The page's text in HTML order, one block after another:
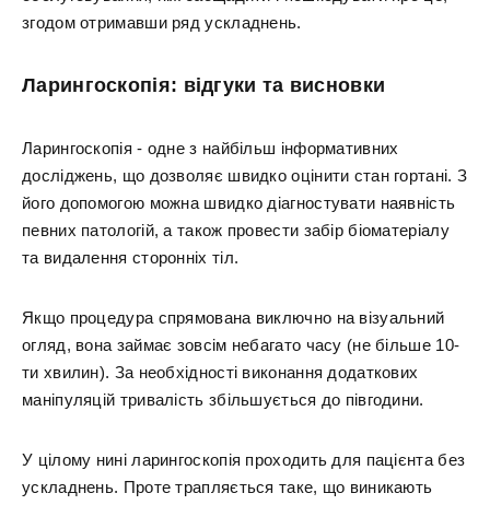
згодом отримавши ряд ускладнень.
Ларингоскопія: відгуки та висновки
Ларингоскопія - одне з найбільш інформативних
досліджень, що дозволяє швидко оцінити стан гортані. З
його допомогою можна швидко діагностувати наявність
певних патологій, а також провести забір біоматеріалу
та видалення сторонніх тіл.
Якщо процедура спрямована виключно на візуальний
огляд, вона займає зовсім небагато часу (не більше 10-
ти хвилин). За необхідності виконання додаткових
маніпуляцій тривалість збільшується до півгодини.
У цілому нині ларингоскопія проходить для пацієнта без
ускладнень. Проте трапляється таке, що виникають